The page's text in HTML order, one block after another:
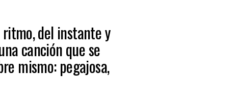
ritmo, del instante y
canción que se
mismo: pegajosa,